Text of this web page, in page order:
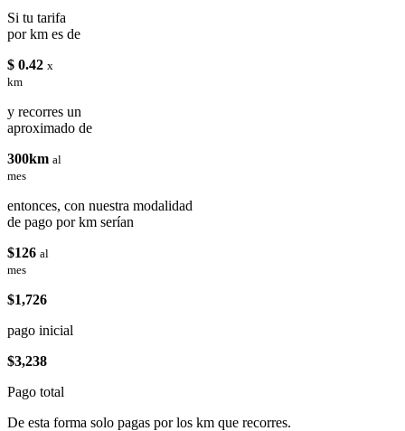
Si tu tarifa
por km es de
$ 0.42 x
km
y recorres un
aproximado de
300km al
mes
entonces, con nuestra modalidad
de pago por km serían
$126 al
mes
$1,726
pago inicial
$3,238
Pago total
De esta forma solo pagas por los km que recorres.